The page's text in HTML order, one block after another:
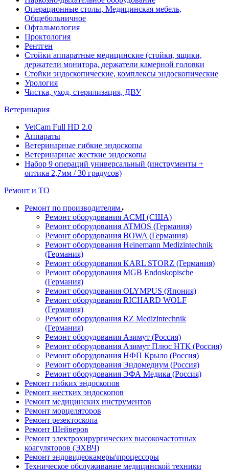
Операционные столы, Медицинская мебель,
Общебольничное
Офтальмология
Проктология
Рентген
Стойки аппаратные медицинские (стойки, ящики,
держатели монитора, держатели камерной головки
Стойки эндоскопические, комплексы эндоскопические
Урология
Чистка, уход, стерилизация, ДВУ
Ветеринария
VetCam Full HD 2.0
Аппараты
Ветеринарные гибкие эндоскопы
Ветеринарные жесткие эндоскопы
Набор 9 операций универсальный (инструменты +
оптика 2,7мм / 30 градусов)
Ремонт и ТО
Ремонт по производителям
Ремонт оборудования ACMI (США)
Ремонт оборудования ATMOS (Германия)
Ремонт оборудования BOWA (Германия)
Ремонт оборудования Heinemann Medizintechnik
(Германия)
Ремонт оборудования KARL STORZ (Германия)
Ремонт оборудования MGB Endoskopische
(Германия)
Ремонт оборудования OLYMPUS (Япония)
Ремонт оборудования RICHARD WOLF
(Германия)
Ремонт оборудования RZ Medizintechnik
(Германия)
Ремонт оборудования Азимут (Россия)
Ремонт оборудования Азимут Плюс НТК (Россия)
Ремонт оборудования НФП Крыло (Россия)
Ремонт оборудования Эндомедиум (Россия)
Ремонт оборудования ЭФА Медика (Россия)
Ремонт гибких эндоскопов
Ремонт жестких эндоскопов
Ремонт медицинских инструментов
Ремонт морцеляторов
Ремонт резектоскопа
Ремонт Шейверов
Ремонт электрохирургических высокочастотных
коагуляторов (ЭХВЧ)
Ремонт эндовидеокамеры\процессоры
Техническое обслуживание медицинской техники